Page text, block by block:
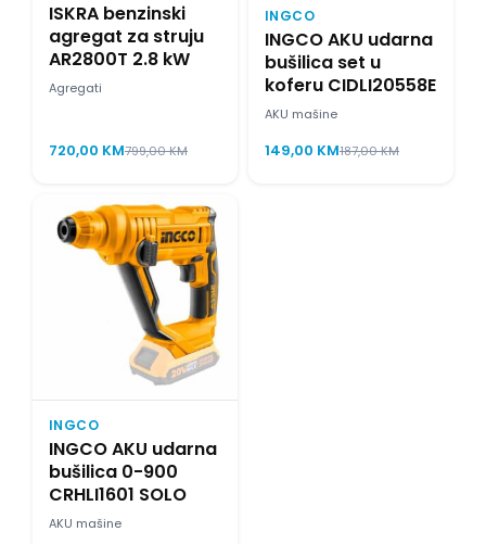
ISKRA benzinski
agregat za struju
AR2800T 2.8 kW
Agregati
720,00 KM799,00KM
INGCO
INGCO AKU udarna
bušilica set u
koferu CIDLI20558E
AKU mašine
149,00 KM187,00KM
INGCO
INGCO AKU udarna
bušilica 0-900
CRHLI1601 SOLO
AKU mašine